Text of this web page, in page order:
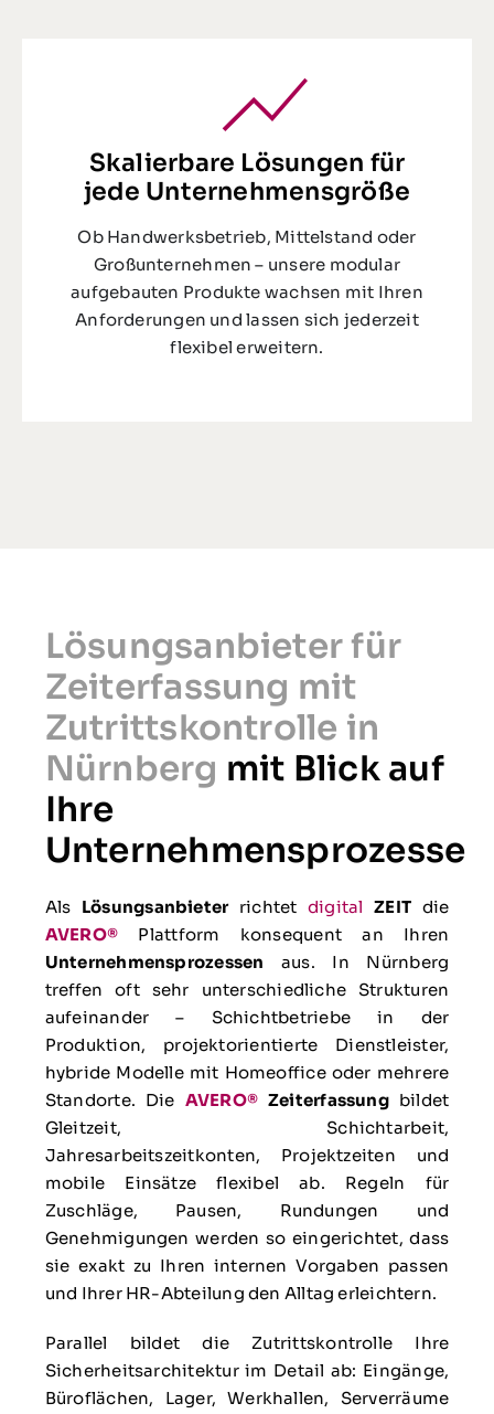
Skalierbare Lösungen für
jede Unternehmensgröße
Ob Handwerksbetrieb, Mittelstand oder
Großunternehmen – unsere modular
aufgebauten Produkte wachsen mit Ihren
Anforderungen und lassen sich jederzeit
flexibel erweitern.
Lösungsanbieter für
Zeiterfassung mit
Zutrittskontrolle in
Nürnberg mit Blick auf
Ihre
Unternehmensprozesse
Als Lösungsanbieterrichtet digital ZEIT die
AVERO® Plattform konsequent an Ihren
Unternehmensprozessen aus. In Nürnberg
treffen oft sehr unterschiedliche Strukturen
aufeinander – Schichtbetriebe in der
Produktion, projektorientierte Dienstleister,
hybride Modelle mit Homeoffice oder mehrere
Standorte. Die AVERO® Zeiterfassungbildet
Gleitzeit, Schichtarbeit,
Jahresarbeitszeitkonten, Projektzeiten und
mobile Einsätze flexibel ab. Regeln für
Zuschläge, Pausen, Rundungen und
Genehmigungen werden so eingerichtet, dass
sie exakt zu Ihren internen Vorgaben passen
und Ihrer HR-Abteilung den Alltag erleichtern.
Parallel bildet die Zutrittskontrolle Ihre
Sicherheitsarchitektur im Detail ab: Eingänge,
Büroflächen, Lager, Werkhallen, Serverräume